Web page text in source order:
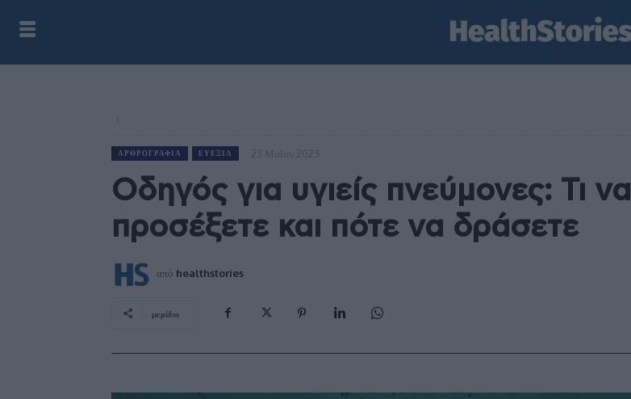
ΑΡΘΡΟΓΡΑΦΊΑ ΕΥΕΞΊΑ 23 Μαΐου 2025
Οδηγός για υγιείς πνεύμονες: Τι να
προσέξετε και πότε να δράσετε
από healthstories
μερίδιο